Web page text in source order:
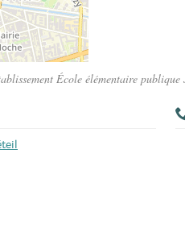
École élémentaire